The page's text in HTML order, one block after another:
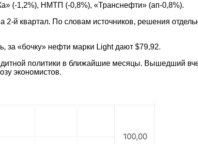
(-1,2%), НМТП (-0,8%), «Транснефти» (ап-0,8%).
квартал. По словам источников, решения
за «бочку» нефти марки Light дают $79,92.
политики в ближайшие месяцы. Вышедший
экономистов.